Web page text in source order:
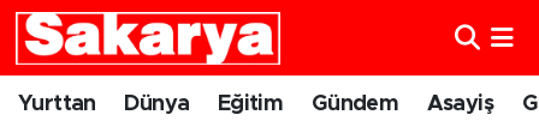
Yurttan Dünya Eğitim Gündem Asayiş
Yurttan
Eskişehir Nöbetçi Eczaneler